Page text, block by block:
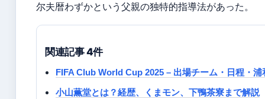
尔夫暦わずかという父親の独特的指導法があった。
関連記事 4件
FIFA Club World Cup 2025 – 出場チーム・日程・
小山薫堂とは？経歴、くまモン、下鴨茶寮まで解説